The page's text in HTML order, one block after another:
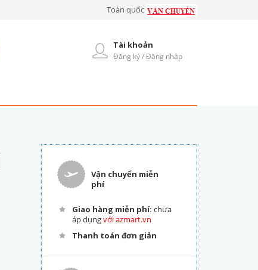
Toàn quốc
Tài khoản
Đăng ký / Đăng nhập
Vận chuyển miễn
phí
Giao hàng miễn phí: chưa
áp dụngvới azmart.vn
Thanh toán đơn giản